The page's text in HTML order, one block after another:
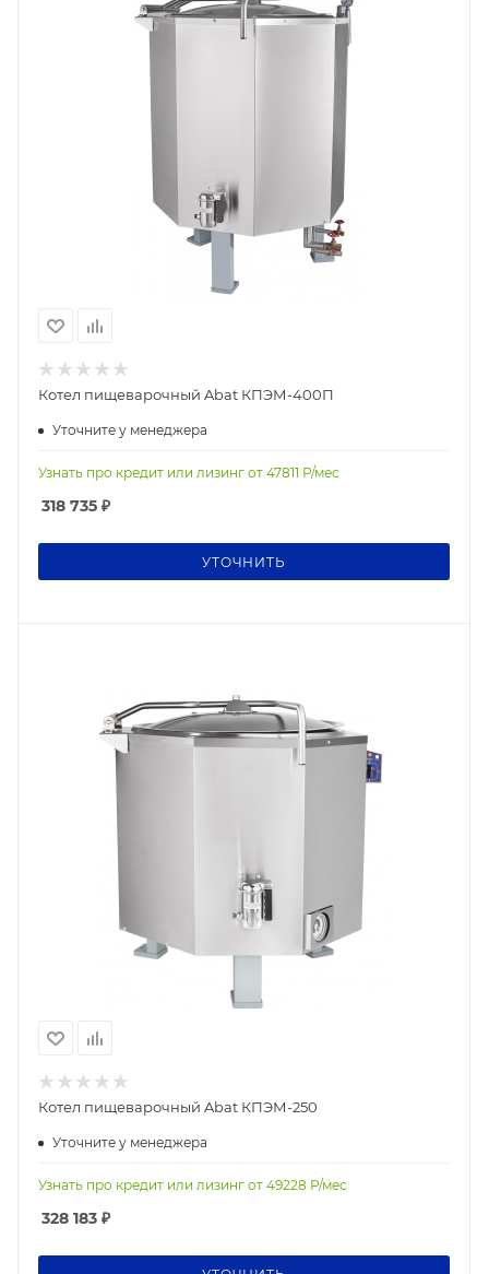
Котел пищеварочный Abat КПЭМ-400П
Уточните у менеджера
Узнать про кредит или лизинг от 47811 Р/мес
318 735 ₽
УТОЧНИТЬ
Котел пищеварочный Abat КПЭМ-250
Уточните у менеджера
Узнать про кредит или лизинг от 49228 Р/мес
328 183 ₽